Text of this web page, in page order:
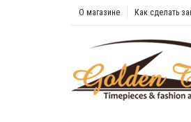
О магазине Как сделать